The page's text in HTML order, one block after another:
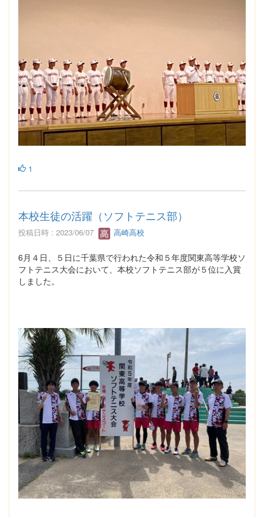
1
本校生徒の活躍（ソフトテニス部）
投稿日時 : 2023/06/07 高崎高校
6月４日、５日に千葉県で行われた令和５年度関東高等学校ソ
フトテニス大会において、本校ソフトテニス部が５位に入賞
しました。